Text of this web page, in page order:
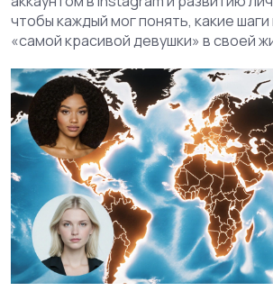
чтобы каждый мог понять, какие шаги
«самой красивой девушки» в своей